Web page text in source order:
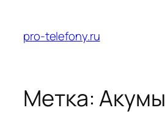
содержимому
pro-telefony.ru
Метка:Акумы